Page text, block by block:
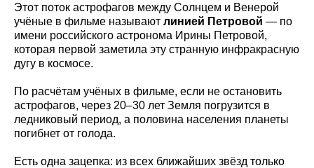
Этот поток астрофагов между Солнцем и Венерой
учёные в фильме называют линией Петровой — по
имени российского астронома Ирины Петровой,
которая первой заметила эту странную инфракрасную
дугу в космосе.
По расчётам учёных в фильме, если не остановить
астрофагов, через 20–30 лет Земля погрузится в
ледниковый период, а половина населения планеты
погибнет от голода.
Есть одна зацепка: из всех ближайших звёзд только